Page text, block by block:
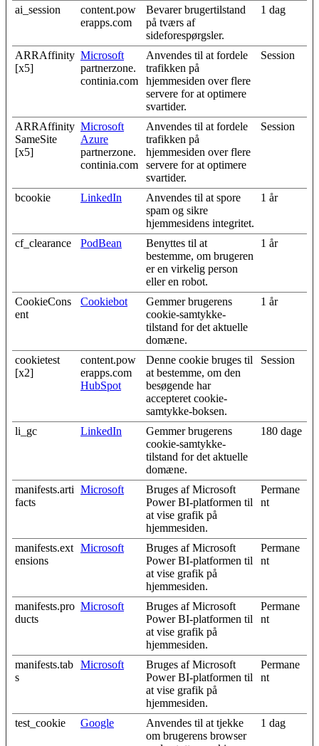
ai_session
content.pow
erapps.com
Bevarer brugertilstand
på tværs af
sideforespørgsler.
1 dag
ARRAffinity
[x5]
Microsoft
partnerzone.
continia.com
Anvendes til at fordele
trafikken på
hjemmesiden over flere
servere for at optimere
svartider.
Session
ARRAffinity
SameSite
[x5]
Microsoft
Azure
partnerzone.
continia.com
Anvendes til at fordele
trafikken på
hjemmesiden over flere
servere for at optimere
svartider.
Session
bcookie LinkedIn
Anvendes til at spore
spam og sikre
hjemmesidens integritet.
1 år
cf_clearance PodBean
Benyttes til at
bestemme, om brugeren
er en virkelig person
eller en robot.
1 år
CookieCons
ent
Cookiebot
Gemmer brugerens
cookie-samtykke-
tilstand for det aktuelle
domæne.
1 år
cookietest
[x2]
content.pow
erapps.com
HubSpot
Denne cookie bruges til
at bestemme, om den
besøgende har
accepteret cookie-
samtykke-boksen.
Session
li_gc LinkedIn
Gemmer brugerens
cookie-samtykke-
tilstand for det aktuelle
domæne.
180 dage
manifests.arti
facts
Microsoft
Bruges af Microsoft
Power BI-platformen til
at vise grafik på
hjemmesiden.
Permane
nt
manifests.ext
ensions
Microsoft
Bruges af Microsoft
Power BI-platformen til
at vise grafik på
hjemmesiden.
Permane
nt
manifests.pro
ducts
Microsoft
Bruges af Microsoft
Power BI-platformen til
at vise grafik på
hjemmesiden.
Permane
nt
manifests.tab
s
Microsoft
Bruges af Microsoft
Power BI-platformen til
at vise grafik på
hjemmesiden.
Permane
nt
test_cookie Google
Anvendes til at tjekke
om brugerens browser
1 dag